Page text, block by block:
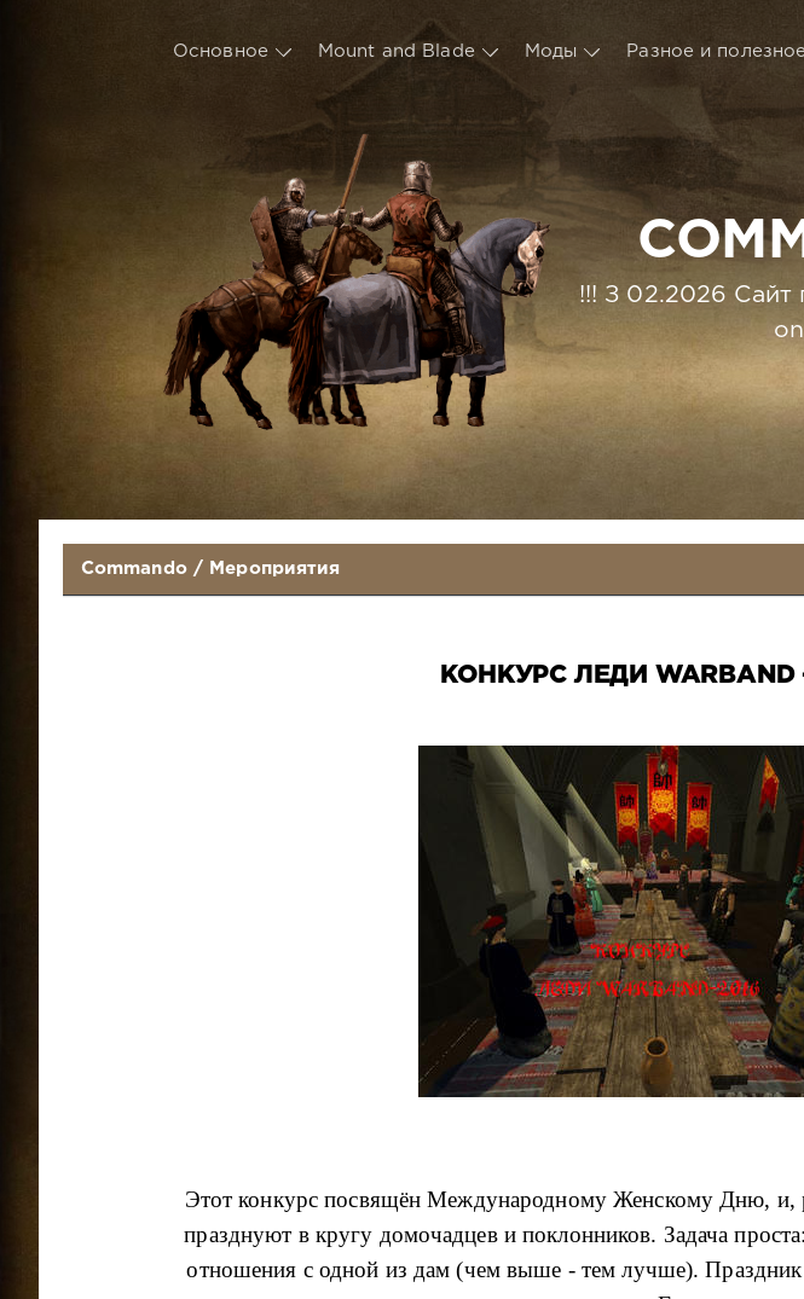
Основное Mount and Blade Моды Разное и полезное
!!! З 02.2026 Сайт
Commando/ Мероприятия
КОНКУРС ЛЕДИ WARBAND
Этот конкурс посвящён Международному Женскому Дню, и,
празднуют в кругу домочадцев и поклонников. Задача
отношения с одной из дам (чем выше - тем лучше).